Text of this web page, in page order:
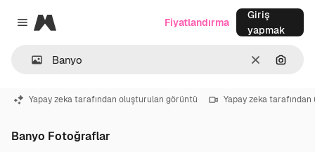
Close menu
Magnific
Temizlemek
Fiyatlandırma
Giriş
yapmak
Yapay zeka tarafından oluşturulan görüntü Yapay zeka
Banyo Fotoğraflar